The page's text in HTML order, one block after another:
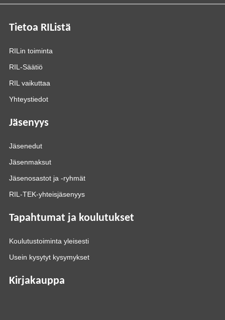
Tietoa RIListä
RILin toiminta
RIL-Säätiö
RIL vaikuttaa
Yhteystiedot
Jäsenyys
Jäsenedut
Jäsenmaksut
Jäsenosastot ja -ryhmät
RIL-TEK-yhteisjäsenyys
Tapahtumat ja koulutukset
Koulutustoiminta yleisesti
Usein kysytyt kysymykset
Kirjakauppa